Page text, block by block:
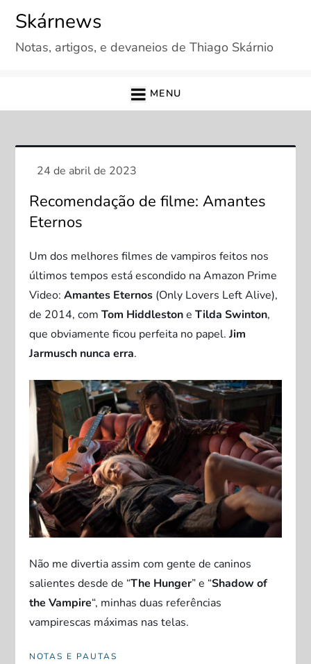
content
Skárnews
Notas, artigos, e devaneios de Thiago Skárnio
MENU
Recomendação de filme: Amantes
Eternos
Um dos melhores filmes de vampiros feitos nos
últimos tempos está escondido na Amazon Prime
Video:Amantes Eternos (Only Lovers Left Alive),
de 2014, comTom HiddlestoneTilda Swinton,
que obviamente ficou perfeita no papel.Jim
Jarmusch nunca erra.
Não me divertia assim com gente de caninos
salientes desde de “The Hunger” e “Shadow of
the Vampire“, minhas duas referências
vampirescas máximas nas telas.
NOTAS E PAUTAS